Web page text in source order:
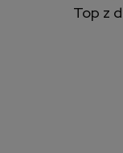
Top z